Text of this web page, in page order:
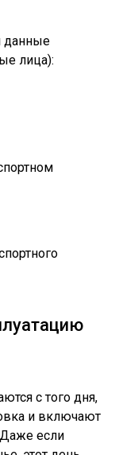
данные
лица):
с того дня,
и включают
если